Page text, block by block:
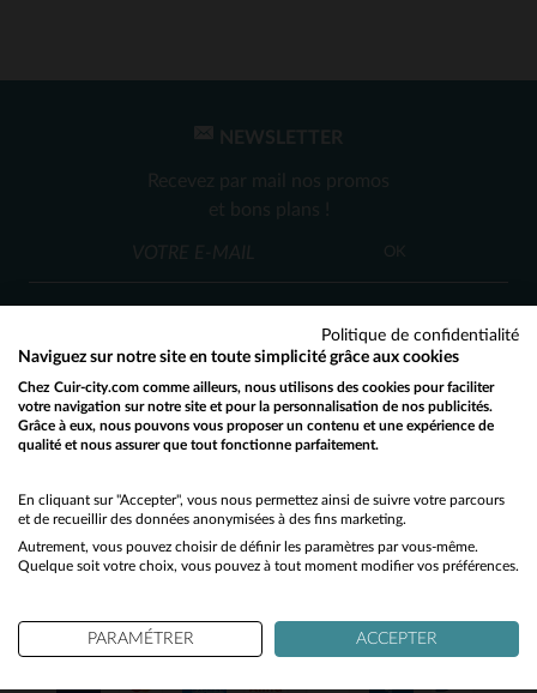
TAILLES DISPONIBLES
XL
NEWSLETTER
Recevez par mail nos promos
et bons plans !
OK
SERVICE CLIENT
Nos conseillers sont à votre écoute
du lundi au vendredi de 10h à 12h30
et de 13h30 à 18h.
NOS PARTENAIRES DE CONFIANCE
Would you like to be redirected to our English site?
No
Yes
Politique de confidentialité
Naviguez sur notre site en toute simplicité grâce aux cookies
Chez Cuir-city.com comme ailleurs, nous utilisons des cookies pour faciliter
votre navigation sur notre site et pour la personnalisation de nos publicités.
Grâce à eux, nous pouvons vous proposer un contenu et une expérience de
qualité et nous assurer que tout fonctionne parfaitement.
En cliquant sur "Accepter", vous nous permettez ainsi de suivre votre parcours
et de recueillir des données anonymisées à des fins marketing.
Autrement, vous pouvez choisir de définir les paramètres par vous-même.
Quelque soit votre choix, vous pouvez à tout moment modifier vos préférences.
PARAMÉTRER ACCEPTER